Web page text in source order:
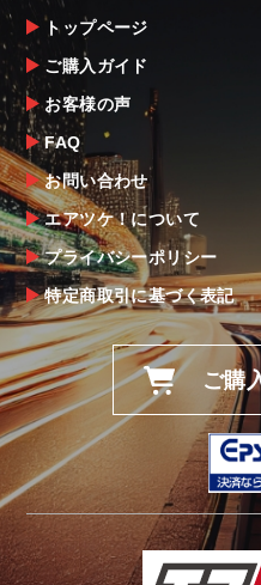
トップページ
ご購入ガイド
お客様の声
FAQ
お問い合わせ
エアツケ！について
プライバシーポリシー
特定商取引に基づく表記
ご購